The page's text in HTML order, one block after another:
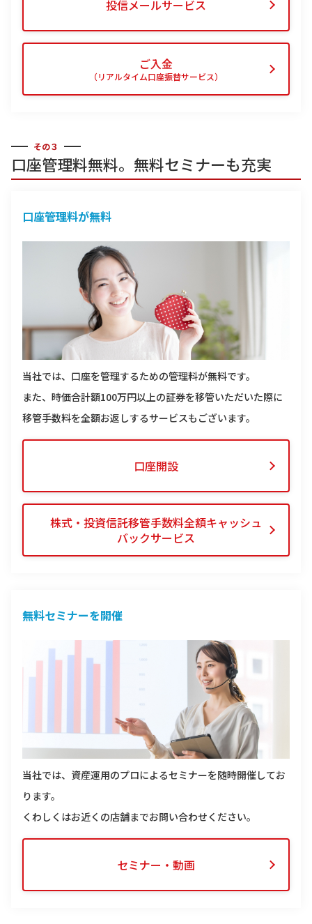
投信メールサービス
ご入金
（リアルタイム口座振替サービス）
その３
口座管理料無料。無料セミナーも充実
口座管理料が無料
当社では、口座を管理するための管理料が無料です。
また、時価合計額100万円以上の証券を移管いただいた際に
移管手数料を全額お返しするサービスもございます。
口座開設
株式・投資信託移管手数料全額キャッシュ
バックサービス
無料セミナーを開催
当社では、資産運用のプロによるセミナーを随時開催してお
ります。
くわしくはお近くの店舗までお問い合わせください。
セミナー・動画